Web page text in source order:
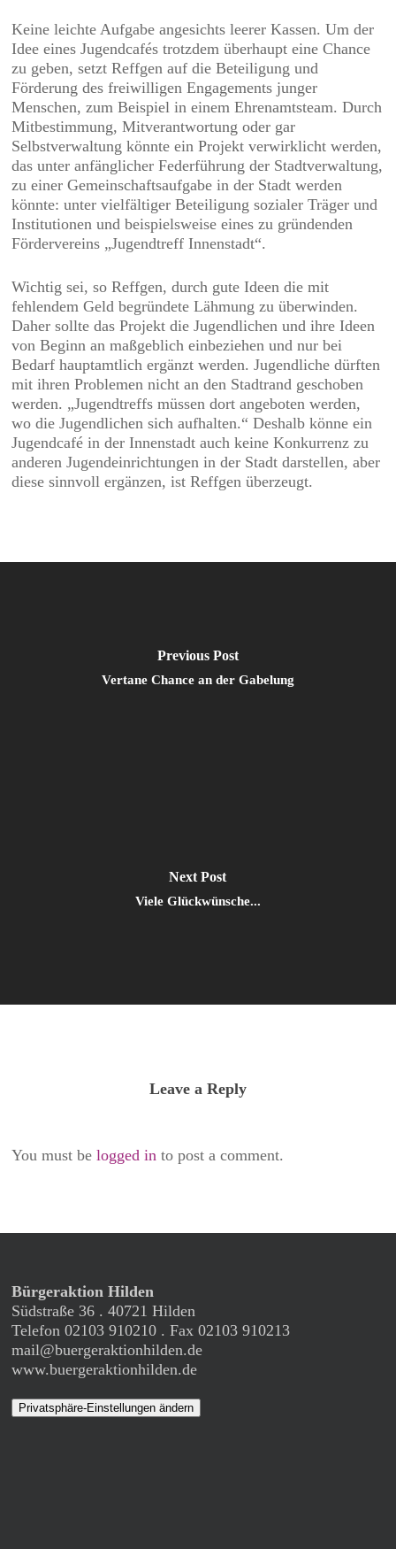
Keine leichte Aufgabe angesichts leerer Kassen. Um der
Idee eines Jugendcafés trotzdem überhaupt eine Chance
zu geben, setzt Reffgen auf die Beteiligung und
Förderung des freiwilligen Engagements junger
Menschen, zum Beispiel in einem Ehrenamtsteam. Durch
Mitbestimmung, Mitverantwortung oder gar
Selbstverwaltung könnte ein Projekt verwirklicht werden,
das unter anfänglicher Federführung der Stadtverwaltung,
zu einer Gemeinschaftsaufgabe in der Stadt werden
könnte: unter vielfältiger Beteiligung sozialer Träger und
Institutionen und beispielsweise eines zu gründenden
Fördervereins „Jugendtreff Innenstadt“.
Wichtig sei, so Reffgen, durch gute Ideen die mit
fehlendem Geld begründete Lähmung zu überwinden.
Daher sollte das Projekt die Jugendlichen und ihre Ideen
von Beginn an maßgeblich einbeziehen und nur bei
Bedarf hauptamtlich ergänzt werden. Jugendliche dürften
mit ihren Problemen nicht an den Stadtrand geschoben
werden. „Jugendtreffs müssen dort angeboten werden,
wo die Jugendlichen sich aufhalten.“ Deshalb könne ein
Jugendcafé in der Innenstadt auch keine Konkurrenz zu
anderen Jugendeinrichtungen in der Stadt darstellen, aber
diese sinnvoll ergänzen, ist Reffgen überzeugt.
Previous Post
Vertane Chance an der Gabelung
Next Post
Viele Glückwünsche...
Leave a Reply
You must belogged in to post a comment.
Bürgeraktion Hilden
Südstraße 36 . 40721 Hilden
Telefon 02103 910210 . Fax 02103 910213
mail@buergeraktionhilden.de
www.buergeraktionhilden.de
Privatsphäre-Einstellungen ändern